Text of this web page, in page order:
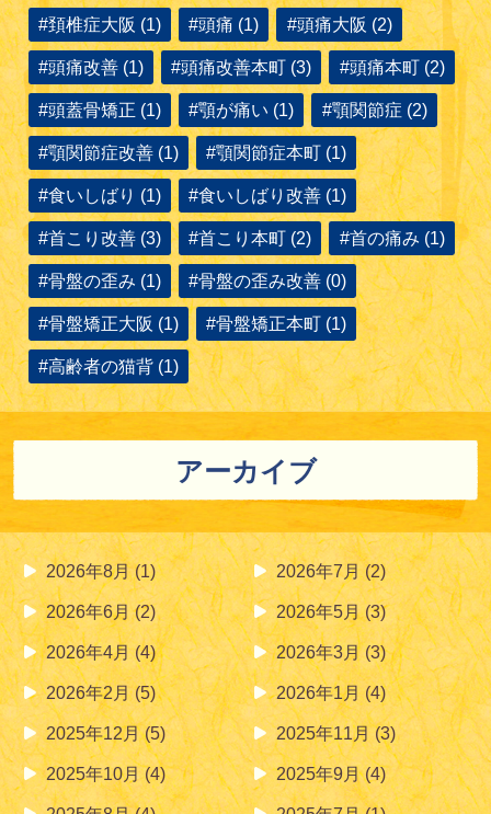
#頚椎症大阪 (1) #頭痛 (1) #頭痛大阪 (2)
#頭痛改善 (1) #頭痛改善本町 (3) #頭痛本町 (2)
#頭蓋骨矯正 (1) #顎が痛い (1) #顎関節症 (2)
#顎関節症改善 (1) #顎関節症本町 (1)
#食いしばり (1) #食いしばり改善 (1)
#首こり改善 (3) #首こり本町 (2) #首の痛み (1)
#骨盤の歪み (1) #骨盤の歪み改善 (0)
#骨盤矯正大阪 (1) #骨盤矯正本町 (1)
#高齢者の猫背 (1)
アーカイブ
2026年8月(1) 2026年7月(2)
2026年6月(2) 2026年5月(3)
2026年4月(4) 2026年3月(3)
2026年2月(5) 2026年1月(4)
2025年12月(5) 2025年11月(3)
2025年10月(4) 2025年9月(4)